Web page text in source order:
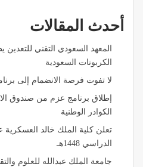
أحدث المقالات
المعهد السعودي التقني
الكربونات السعودية
لا تفوت فرصة الانضمام إلى
إطلاق برنامج عزم من صندوق
الكوادر الوطنية
تعلن كلية الملك خالد
الدراسي 1448هـ
جامعة الملك عبدالله للعلوم